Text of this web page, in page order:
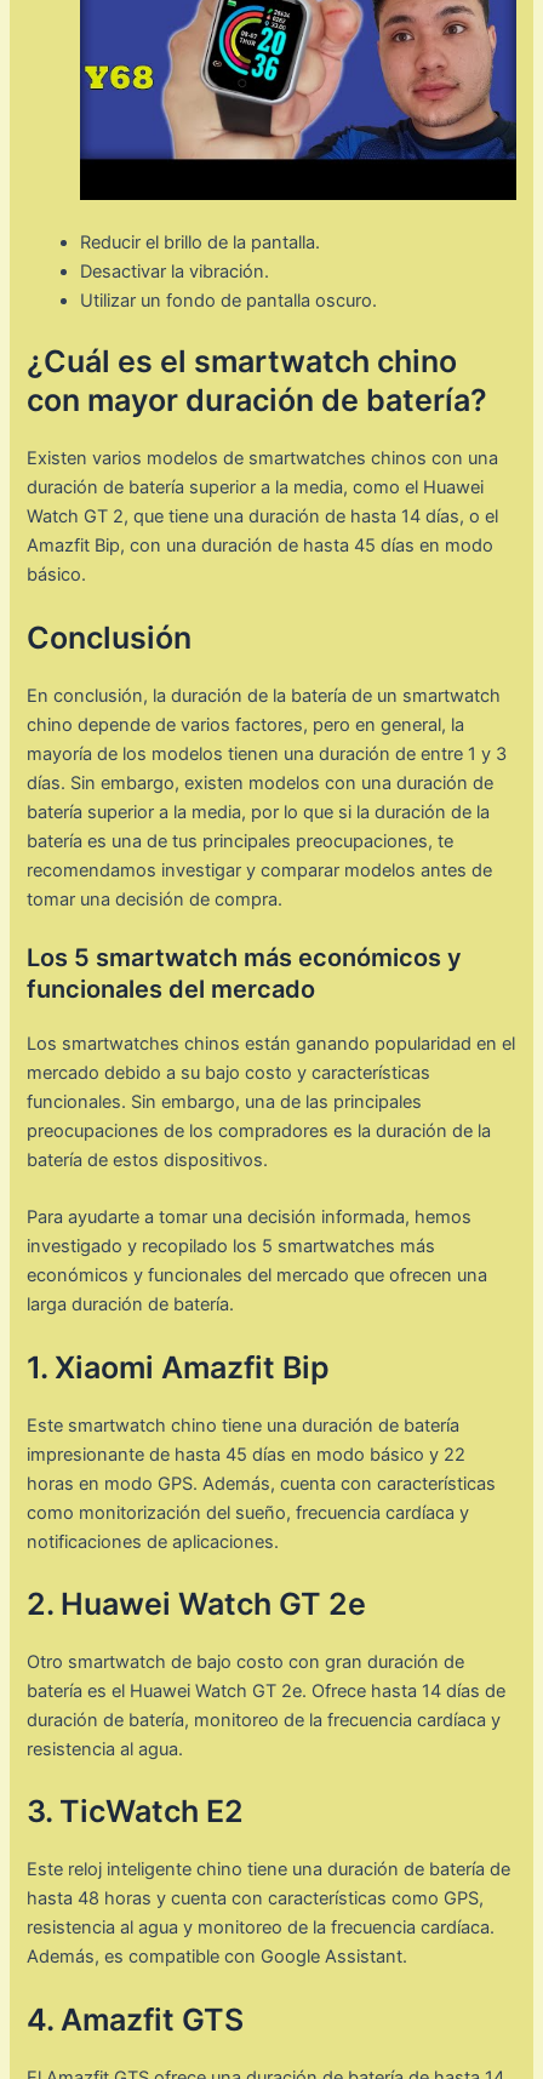
Reducir el brillo de la pantalla.
Desactivar la vibración.
Utilizar un fondo de pantalla oscuro.
¿Cuál es el smartwatch chino
con mayor duración de batería?
Existen varios modelos de smartwatches chinos con una
duración de batería superior a la media, como el Huawei
Watch GT 2, que tiene una duración de hasta 14 días, o el
Amazfit Bip, con una duración de hasta 45 días en modo
básico.
Conclusión
En conclusión, la duración de la batería de un smartwatch
chino depende de varios factores, pero en general, la
mayoría de los modelos tienen una duración de entre 1 y 3
días. Sin embargo, existen modelos con una duración de
batería superior a la media, por lo que si la duración de la
batería es una de tus principales preocupaciones, te
recomendamos investigar y comparar modelos antes de
tomar una decisión de compra.
Los 5 smartwatch más económicos y
funcionales del mercado
Los smartwatches chinos están ganando popularidad en el
mercado debido a su bajo costo y características
funcionales. Sin embargo, una de las principales
preocupaciones de los compradores es la duración de la
batería de estos dispositivos.
Para ayudarte a tomar una decisión informada, hemos
investigado y recopilado los 5 smartwatches más
económicos y funcionales del mercado que ofrecen una
larga duración de batería.
1. Xiaomi Amazfit Bip
Este smartwatch chino tiene una duración de batería
impresionante de hasta 45 días en modo básico y 22
horas en modo GPS. Además, cuenta con características
como monitorización del sueño, frecuencia cardíaca y
notificaciones de aplicaciones.
2. Huawei Watch GT 2e
Otro smartwatch de bajo costo con gran duración de
batería es el Huawei Watch GT 2e. Ofrece hasta 14 días de
duración de batería, monitoreo de la frecuencia cardíaca y
resistencia al agua.
3. TicWatch E2
Este reloj inteligente chino tiene una duración de batería de
hasta 48 horas y cuenta con características como GPS,
resistencia al agua y monitoreo de la frecuencia cardíaca.
Además, es compatible con Google Assistant.
4. Amazfit GTS